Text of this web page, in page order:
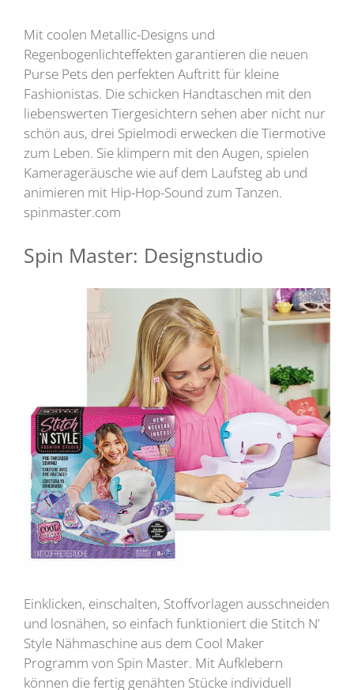
Mit coolen Metallic-Designs und
Regenbogenlichteffekten garantieren die neuen
Purse Pets den perfekten Auftritt für kleine
Fashionistas. Die schicken Handtaschen mit den
liebenswerten Tiergesichtern sehen aber nicht nur
schön aus, drei Spielmodi erwecken die Tiermotive
zum Leben. Sie klimpern mit den Augen, spielen
Kamerageräusche wie auf dem Laufsteg ab und
animieren mit Hip-Hop-Sound zum Tanzen.
spinmaster.com
Spin Master: Designstudio
Einklicken, einschalten, Stoffvorlagen ausschneiden
und losnähen, so einfach funktioniert die Stitch N’
Style Nähmaschine aus dem Cool Maker
Programm von Spin Master. Mit Aufklebern
können die fertig genähten Stücke individuell